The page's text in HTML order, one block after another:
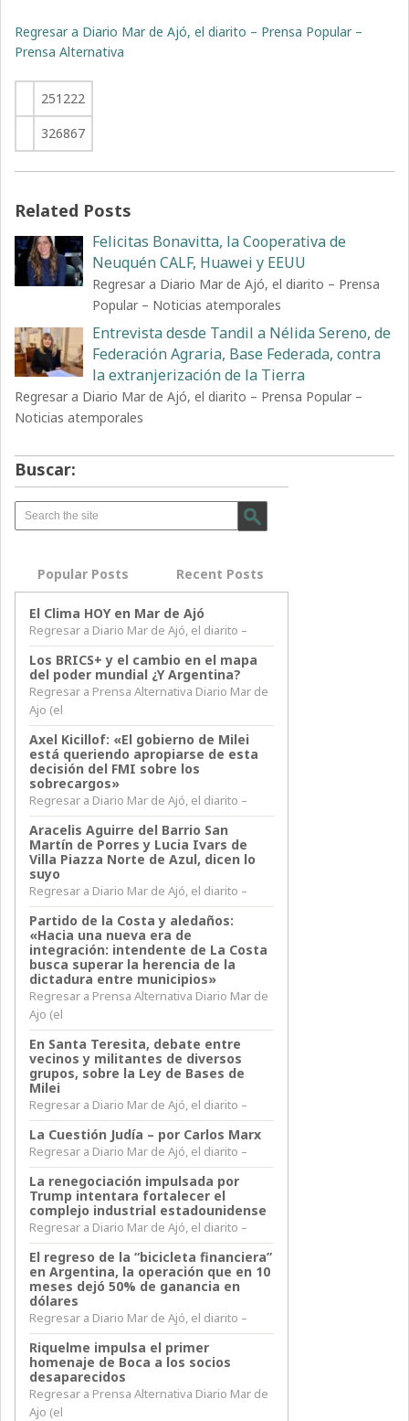
Regresar a Diario Mar de Ajó, el diarito – Prensa Popular –
Prensa Alternativa
251222
326867
Related Posts
Felicitas Bonavitta, la Cooperativa de
Neuquén CALF, Huawei y EEUU
Regresar a Diario Mar de Ajó, el diarito – Prensa
Popular – Noticias atemporales
Entrevista desde Tandil a Nélida Sereno, de
Federación Agraria, Base Federada, contra
la extranjerización de la Tierra
Regresar a Diario Mar de Ajó, el diarito – Prensa Popular –
Noticias atemporales
Buscar:
Popular Posts Recent Posts
El Clima HOY en Mar de Ajó
Regresar a Diario Mar de Ajó, el diarito –
Los BRICS+ y el cambio en el mapa
del poder mundial ¿Y Argentina?
Regresar a Prensa Alternativa Diario Mar de
Ajo (el
Axel Kicillof: «El gobierno de Milei
está queriendo apropiarse de esta
decisión del FMI sobre los
sobrecargos»
Regresar a Diario Mar de Ajó, el diarito –
Aracelis Aguirre del Barrio San
Martín de Porres y Lucia Ivars de
Villa Piazza Norte de Azul, dicen lo
suyo
Regresar a Diario Mar de Ajó, el diarito –
Partido de la Costa y aledaños:
«Hacia una nueva era de
integración: intendente de La Costa
busca superar la herencia de la
dictadura entre municipios»
Regresar a Prensa Alternativa Diario Mar de
Ajo (el
En Santa Teresita, debate entre
vecinos y militantes de diversos
grupos, sobre la Ley de Bases de
Milei
Regresar a Diario Mar de Ajó, el diarito –
La Cuestión Judía – por Carlos Marx
Regresar a Diario Mar de Ajó, el diarito –
La renegociación impulsada por
Trump intentara fortalecer el
complejo industrial estadounidense
Regresar a Diario Mar de Ajó, el diarito –
El regreso de la “bicicleta financiera”
en Argentina, la operación que en 10
meses dejó 50% de ganancia en
dólares
Regresar a Diario Mar de Ajó, el diarito –
Riquelme impulsa el primer
homenaje de Boca a los socios
desaparecidos
Regresar a Prensa Alternativa Diario Mar de
Ajo (el